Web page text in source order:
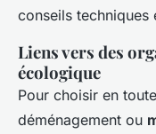
conseils techniques
Liens vers des
écologique
Pour choisir en
déménagement ou